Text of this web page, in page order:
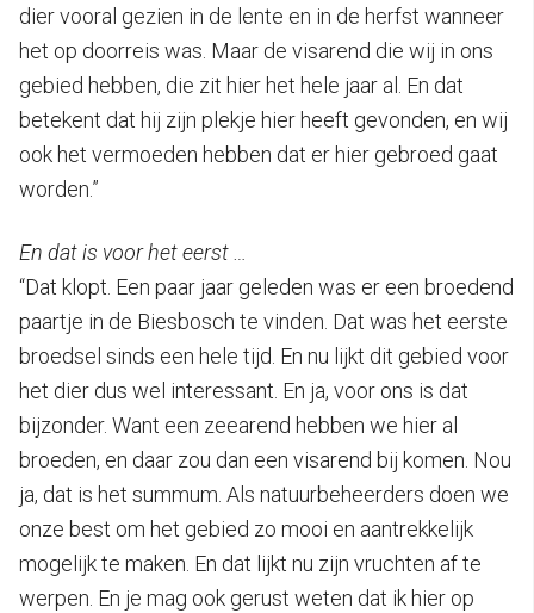
dier vooral gezien in de lente en in de herfst wanneer
het op doorreis was. Maar de visarend die wij in ons
gebied hebben, die zit hier het hele jaar al. En dat
betekent dat hij zijn plekje hier heeft gevonden, en wij
ook het vermoeden hebben dat er hier gebroed gaat
worden.”
En dat is voor het eerst …
“Dat klopt. Een paar jaar geleden was er een broedend
paartje in de Biesbosch te vinden. Dat was het eerste
broedsel sinds een hele tijd. En nu lijkt dit gebied voor
het dier dus wel interessant. En ja, voor ons is dat
bijzonder. Want een zeearend hebben we hier al
broeden, en daar zou dan een visarend bij komen. Nou
ja, dat is het summum. Als natuurbeheerders doen we
onze best om het gebied zo mooi en aantrekkelijk
mogelijk te maken. En dat lijkt nu zijn vruchten af te
werpen. En je mag ook gerust weten dat ik hier op